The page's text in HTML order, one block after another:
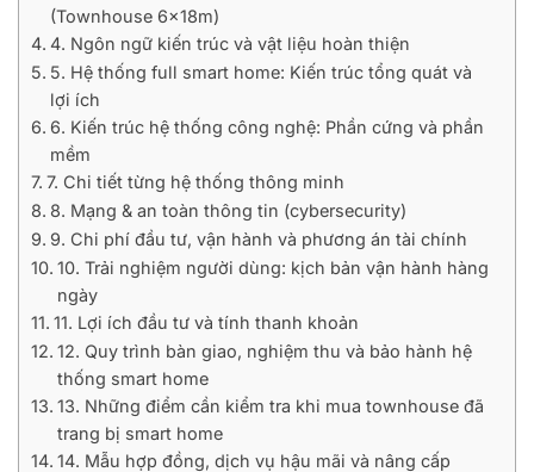
(Townhouse 6x18m)
4. Ngôn ngữ kiến trúc và vật liệu hoàn thiện
5. Hệ thống full smart home: Kiến trúc tổng quát và
lợi ích
6. Kiến trúc hệ thống công nghệ: Phần cứng và phần
mềm
7. Chi tiết từng hệ thống thông minh
8. Mạng & an toàn thông tin (cybersecurity)
9. Chi phí đầu tư, vận hành và phương án tài chính
10. Trải nghiệm người dùng: kịch bản vận hành hàng
ngày
11. Lợi ích đầu tư và tính thanh khoản
12. Quy trình bàn giao, nghiệm thu và bảo hành hệ
thống smart home
13. Những điểm cần kiểm tra khi mua townhouse đã
trang bị smart home
14. Mẫu hợp đồng, dịch vụ hậu mãi và nâng cấp